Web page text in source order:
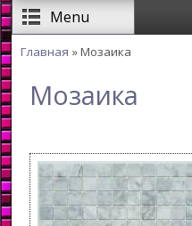
Menu
Главная » Мозаика
Мозаика